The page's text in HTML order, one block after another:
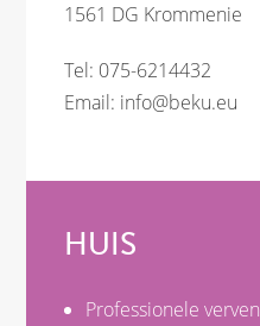
1561 DG Krommenie
Tel: 075-6214432
Email: info@beku.eu
HUIS
Professionele verven